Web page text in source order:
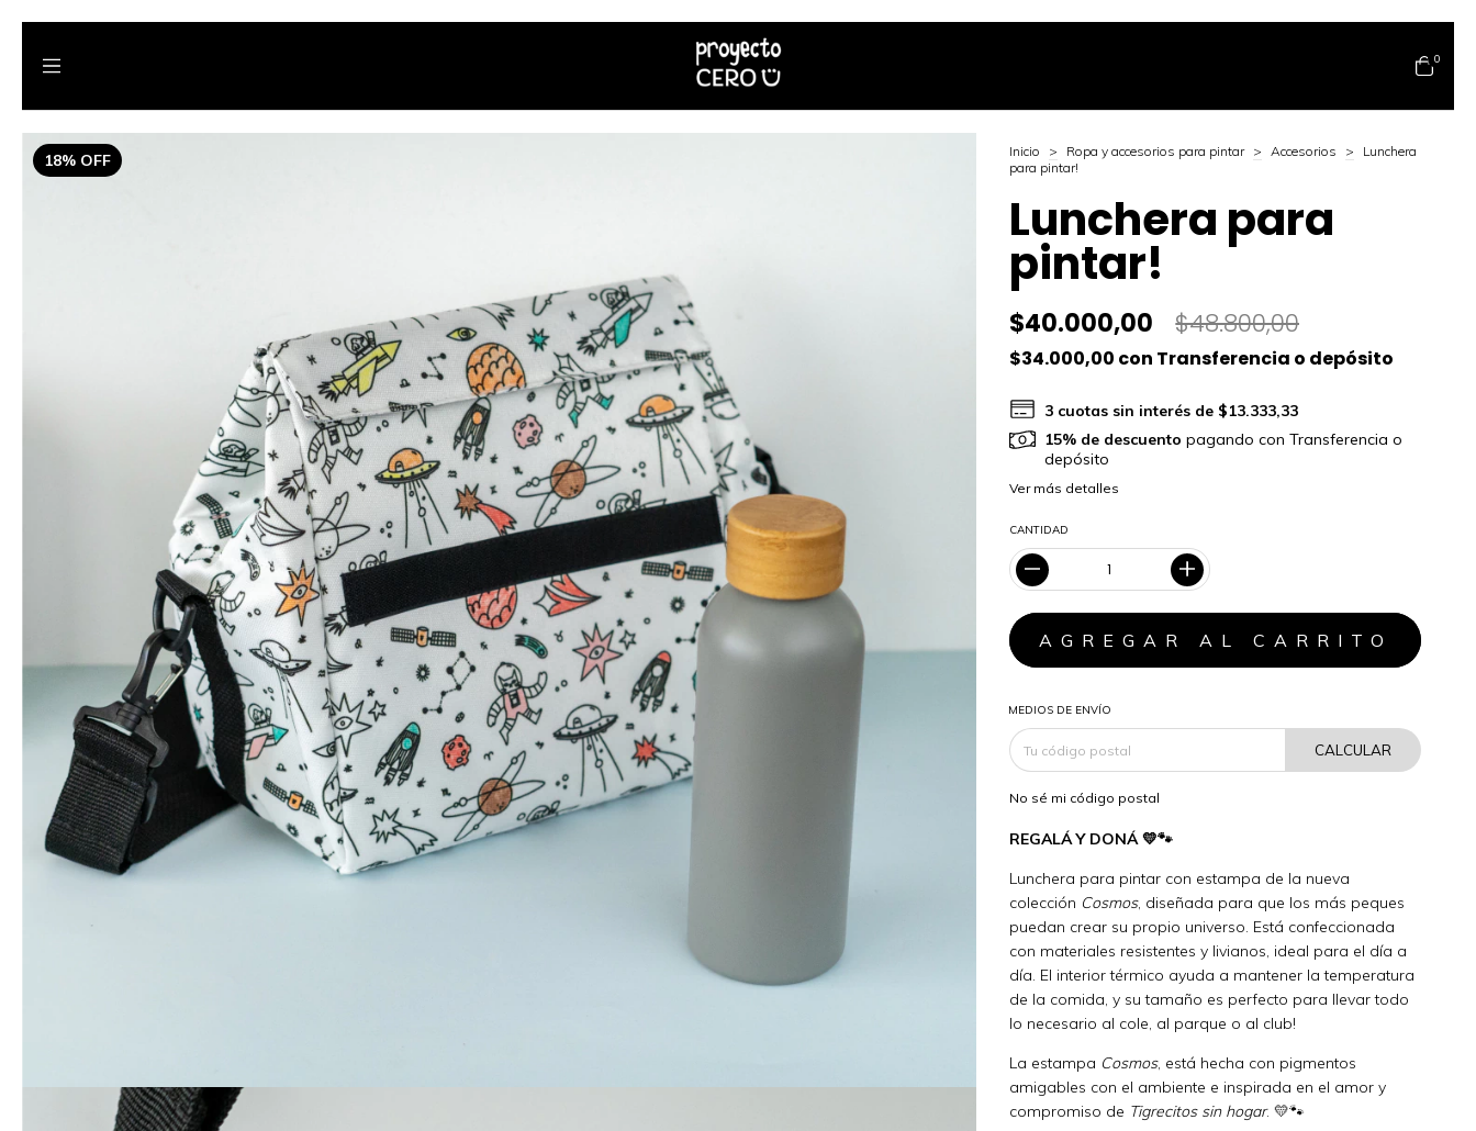
0
18% OFF Inicio > Ropa y accesorios para pintar > Accesorios >
Lunchera
para pintar!
Lunchera para
pintar!
$40.000,00 $48.800,00
$34.000,00 con Transferencia o depósito
3 cuotas sin interés de $13.333,33
15% de descuento pagando con Transferencia o
depósito
Ver más detalles
CANTIDAD
MEDIOS DE ENVÍO
CALCULAR
No sé mi código postal
REGALÁ Y DONÁ 💛🐾
Lunchera para pintar con estampa de la nueva
colección Cosmos, diseñada para que los más peques
puedan crear su propio universo. Está confeccionada
con materiales resistentes y livianos, ideal para el día a
día. El interior térmico ayuda a mantener la temperatura
de la comida, y su tamaño es perfecto para llevar todo
lo necesario al cole, al parque o al club!
La estampa Cosmos, está hecha con pigmentos
amigables con el ambiente e inspirada en el amor y
compromiso de Tigrecitos sin hogar. 💛🐾